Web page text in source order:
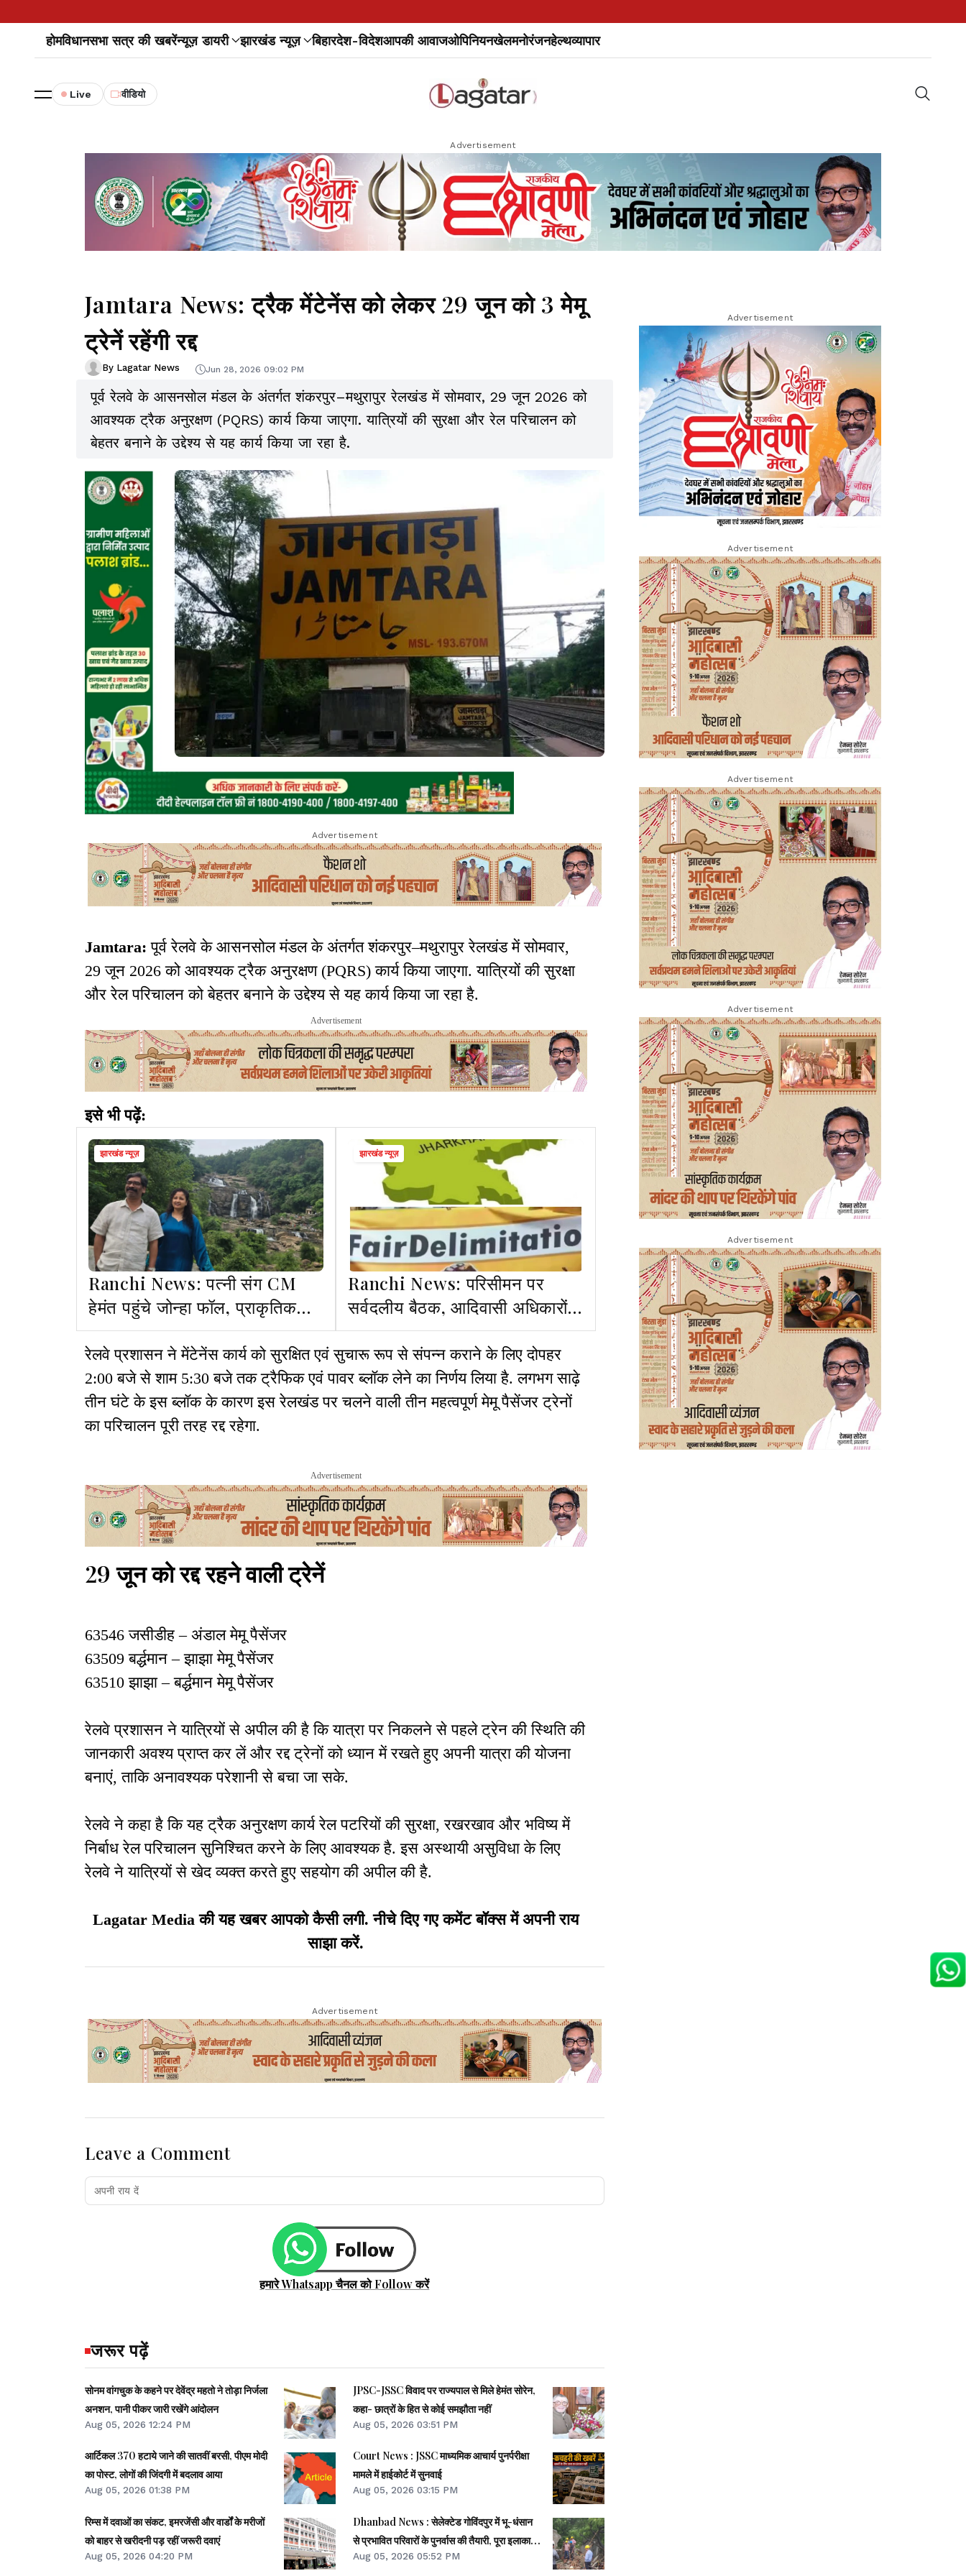
होमविधानसभा सत्र की खबरेंन्यूज़ डायरी झारखंड न्यूज़ बिहारदेश-विदेशआपकी आवाजओपिनियनखेलमनोरंजनहेल्थव्यापार
Live वीडियो
Advertisement
Jamtara News: ट्रैक मेंटेनेंस को लेकर 29 जून को 3 मेमू
ट्रेनें रहेंगी रद्द
By Lagatar News Jun 28, 2026 09:02 PM
पूर्व रेलवे के आसनसोल मंडल के अंतर्गत शंकरपुर–मथुरापुर रेलखंड में सोमवार, 29 जून 2026 को
आवश्यक ट्रैक अनुरक्षण (PQRS) कार्य किया जाएगा. यात्रियों की सुरक्षा और रेल परिचालन को
बेहतर बनाने के उद्देश्य से यह कार्य किया जा रहा है.
Advertisement
Jamtara:पूर्व रेलवे के आसनसोल मंडल के अंतर्गत शंकरपुर–मथुरापुर रेलखंड में सोमवार,
29 जून 2026 को आवश्यक ट्रैक अनुरक्षण (PQRS) कार्य किया जाएगा. यात्रियों की सुरक्षा
और रेल परिचालन को बेहतर बनाने के उद्देश्य से यह कार्य किया जा रहा है.
Advertisement
इसे भी पढ़ें:
झारखंड न्यूज़
Ranchi News: पत्नी संग CM
हेमंत पहुंचे जोन्हा फॉल, प्राकृतिक
वादियों का लिया आनंद
झारखंड न्यूज़
Ranchi News: परिसीमन पर
सर्वदलीय बैठक, आदिवासी अधिकारों
की रक्षा पर जोर
रेलवे प्रशासन ने मेंटेनेंस कार्य को सुरक्षित एवं सुचारू रूप से संपन्न कराने के लिए दोपहर
2:00 बजे से शाम 5:30 बजे तक ट्रैफिक एवं पावर ब्लॉक लेने का निर्णय लिया है. लगभग साढ़े
तीन घंटे के इस ब्लॉक के कारण इस रेलखंड पर चलने वाली तीन महत्वपूर्ण मेमू पैसेंजर ट्रेनों
का परिचालन पूरी तरह रद्द रहेगा.
Advertisement
29 जून को रद्द रहने वाली ट्रेनें
63546 जसीडीह – अंडाल मेमू पैसेंजर
63509 बर्द्धमान – झाझा मेमू पैसेंजर
63510 झाझा – बर्द्धमान मेमू पैसेंजर
रेलवे प्रशासन ने यात्रियों से अपील की है कि यात्रा पर निकलने से पहले ट्रेन की स्थिति की
जानकारी अवश्य प्राप्त कर लें और रद्द ट्रेनों को ध्यान में रखते हुए अपनी यात्रा की योजना
बनाएं, ताकि अनावश्यक परेशानी से बचा जा सके.
रेलवे ने कहा है कि यह ट्रैक अनुरक्षण कार्य रेल पटरियों की सुरक्षा, रखरखाव और भविष्य में
निर्बाध रेल परिचालन सुनिश्चित करने के लिए आवश्यक है. इस अस्थायी असुविधा के लिए
रेलवे ने यात्रियों से खेद व्यक्त करते हुए सहयोग की अपील की है.
Lagatar Media की यह खबर आपको कैसी लगी. नीचे दिए गए कमेंट बॉक्स में अपनी राय
साझा करें.
Advertisement
Leave a Comment
हमारे Whatsapp चैनल को Follow करें
जरूर पढ़ें
सोनम वांगचुक के कहने पर देवेंद्र महतो ने तोड़ा निर्जला
अनशन, पानी पीकर जारी रखेंगे आंदोलन
Aug 05, 2026 12:24 PM
आर्टिकल 370 हटाये जाने की सातवीं बरसी, पीएम मोदी
का पोस्ट, लोगों की जिंदगी में बदलाव आया
Aug 05, 2026 01:38 PM
रिम्स में दवाओं का संकट, इमरजेंसी और वार्डों के मरीजों
को बाहर से खरीदनी पड़ रहीं जरूरी दवाएं
Aug 05, 2026 04:20 PM
JPSC-JSSC विवाद पर राज्यपाल से मिले हेमंत सोरेन,
कहा- छात्रों के हित से कोई समझौता नहीं
Aug 05, 2026 03:51 PM
Court News : JSSC माध्यमिक आचार्य पुनर्परीक्षा
मामले में हाईकोर्ट में सुनवाई
Aug 05, 2026 03:15 PM
Dhanbad News : सेलेक्टेड गोविंदपुर में भू-धंसान
से प्रभावित परिवारों के पुनर्वास की तैयारी, पूरा इलाका
डेंजर जोन
Aug 05, 2026 05:52 PM
Advertisement
Advertisement
Advertisement
Advertisement
Advertisement